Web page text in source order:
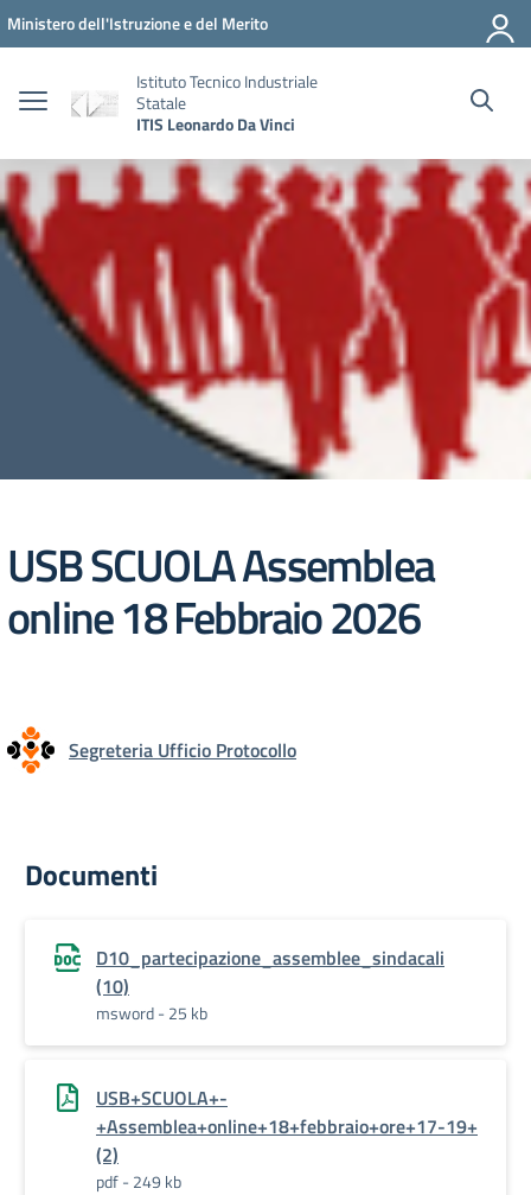
Vai ai contenuti
Vai al menu di navigazione
Vai al footer
Ministero dell'Istruzione e del Merito
Istituto Tecnico Industriale
Statale
ITIS Leonardo Da Vinci
USB SCUOLA Assemblea
online 18 Febbraio 2026
Segreteria Ufficio Protocollo
Documenti
D10_partecipazione_assemblee_sindacali
(10)
msword - 25 kb
USB+SCUOLA+-
+Assemblea+online+18+febbraio+ore+17-19+
(2)
pdf - 249 kb